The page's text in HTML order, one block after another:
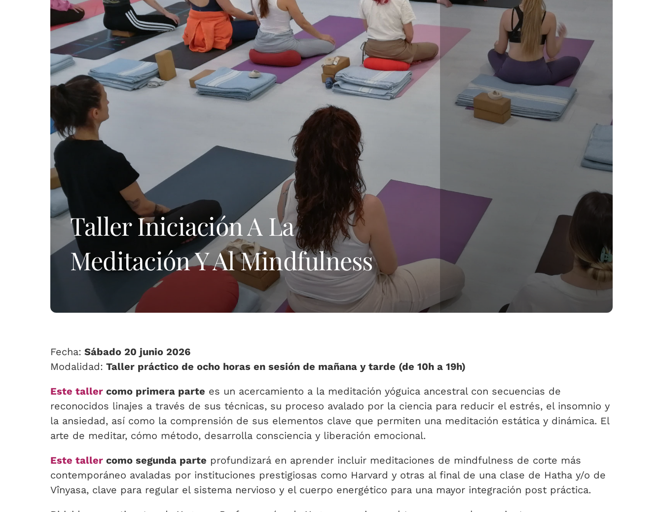
Taller Iniciación A La
Meditación Y Al Mindfulness
Fecha: Sábado 20 junio 2026
Modalidad: Taller práctico de ocho horas en sesión de mañana y tarde (de 10h a 19h)
Este taller como primera parte es un acercamiento a la meditación yóguica ancestral con secuencias de
reconocidos linajes a través de sus técnicas, su proceso avalado por la ciencia para reducir el estrés, el insomnio y
la ansiedad, así como la comprensión de sus elementos clave que permiten una meditación estática y dinámica. El
arte de meditar, cómo método, desarrolla consciencia y liberación emocional.
Este taller como segunda parte profundizará en aprender incluir meditaciones de mindfulness de corte más
contemporáneo avaladas por instituciones prestigiosas como Harvard y otras al final de una clase de Hatha y/o de
Vînyasa, clave para regular el sistema nervioso y el cuerpo energético para una mayor integración post práctica.